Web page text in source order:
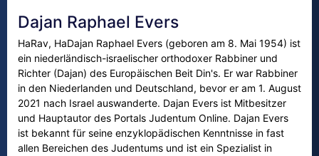
Dajan Raphael Evers
HaRav, HaDajan Raphael Evers (geboren am 8. Mai 1954) ist
ein niederländisch-israelischer orthodoxer Rabbiner und
Richter (Dajan) des Europäischen Beit Din's. Er war Rabbiner
in den Niederlanden und Deutschland, bevor er am 1. August
2021 nach Israel auswanderte. Dajan Evers ist Mitbesitzer
und Hauptautor des Portals Judentum Online. Dajan Evers
ist bekannt für seine enzyklopädischen Kenntnisse in fast
allen Bereichen des Judentums und ist ein Spezialist in